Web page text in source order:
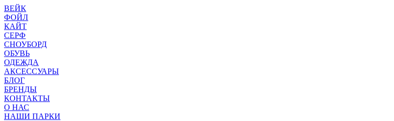
ВЕЙК
ФОЙЛ
КАЙТ
СЕРФ
СНОУБОРД
ОБУВЬ
ОДЕЖДА
АКСЕССУАРЫ
БЛОГ
БРЕНДЫ
КОНТАКТЫ
О НАС
НАШИ ПАРКИ